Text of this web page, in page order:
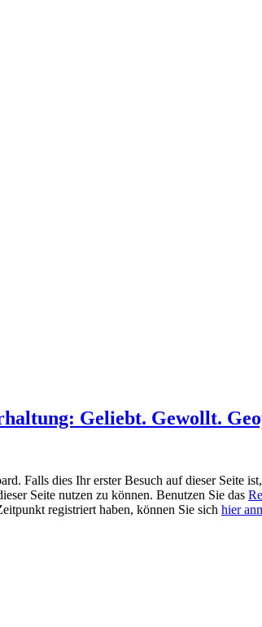
Geliebt. Gewollt.
Falls dies Ihr erster Besuch auf dieser Seite
Seite nutzen zu können. Benutzen Sie das
registriert haben, können Sie sich hier